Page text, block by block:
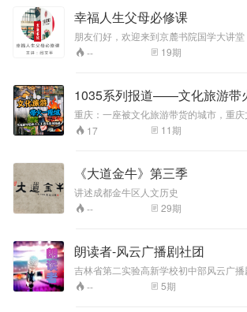
讲解了西方美学、艺术学的基本概念及研
法，中西形上学的比较以及古今“格物”思
等。讲稿融贯中西，引经据典，尽显大师
幸福人生父母必修课
朋友们好，欢迎来到京麓书院国学大讲堂
书院微信公众号、抖音号 同步上线，欢迎
注！ 《幸福人生父母必修课》课程由文化
父母，究竟给孩子什么才是最重要的? 我
自己的孩子，希望把最好的给自己的孩
活的经验还是人生的教训，是人生的信仰
生的财富?
-- 19期
1035系列报道——文化旅游带
城
重庆：一座被文化旅游带货的城市，重庆
播制作。
17 11期
《大道金牛》第三季
讲述成都金牛区人文历史
--
29期
朗读者-风云广播剧社团
吉林省第二实验高新学校初中部风云广播
作品。 聆听声音之美，尽享文字之美，品析生活
之美，洞见世界之美。《风云朗读者》节
-- 5期